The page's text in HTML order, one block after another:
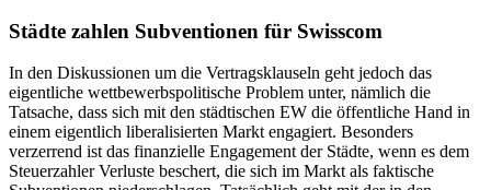
Städte zahlen Subventionen für Swisscom
In den Diskussionen um die Vertragsklauseln geht jedoch das
eigentliche wettbewerbspolitische Problem unter, nämlich die
Tatsache, dass sich mit den städtischen EW die öffentliche Hand in
einem eigentlich liberalisierten Markt engagiert. Besonders
verzerrend ist das finanzielle Engagement der Städte, wenn es dem
Steuerzahler Verluste beschert, die sich im Markt als faktische